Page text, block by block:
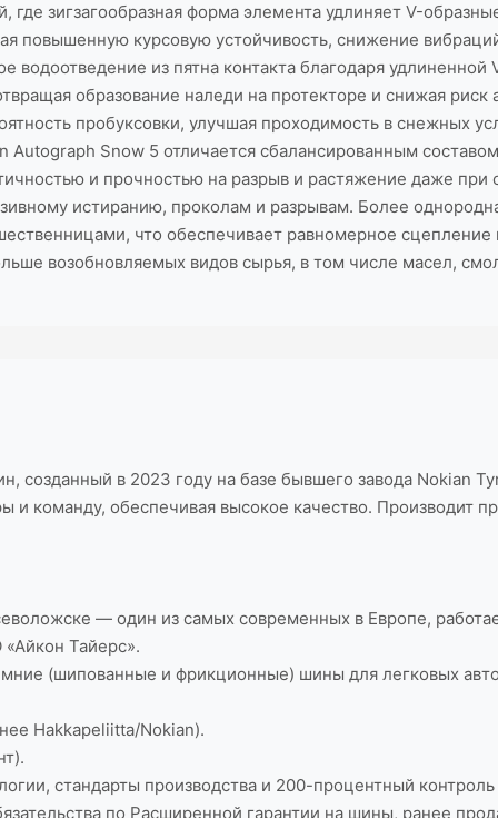
зигзагообразная форма элемента удлиняет V-
повышенную курсовую устойчивость, снижение
водоотведение из пятна контакта благодаря
образование наледи на протекторе и снижая
пробуксовки, улучшая проходимость в снежных
Snow 5 отличается сбалансированным
и прочностью на разрыв и растяжение даже
истиранию, проколам и разрывам. Более
что обеспечивает равномерное сцепление
возобновляемых видов сырья, в том числе масел,
созданный в 2023 году на базе бывшего завода Nokian
и команду, обеспечивая высокое качество.
— один из самых современных в Европе,
Тайерс».
(шипованные и фрикционные) шины для легковых
Hakkapeliitta/Nokian).
стандарты производства и 200-процентный
по Расширенной гарантии на шины, ранее